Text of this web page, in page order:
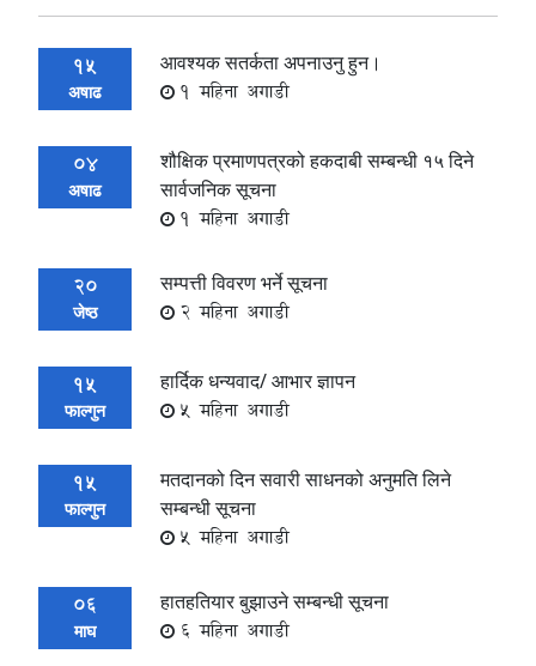
15
अषाढ
आवश्यक सतर्कता अपनाउनु हुन।
1 महिना अगाडी
04
अषाढ
शौक्षिक प्रमाणपत्रको हकदाबी सम्बन्धी १५ दिने
सार्वजनिक सूचना
1 महिना अगाडी
20
जेष्ठ
सम्पत्ती विवरण भर्ने सूचना
2 महिना अगाडी
15
फाल्गुन
हार्दिक धन्यवाद/ आभार ज्ञापन
5 महिना अगाडी
15
फाल्गुन
मतदानको दिन सवारी साधनको अनुमति लिने
सम्बन्धी सूचना
5 महिना अगाडी
06
माघ
हातहतियार बुझाउने सम्बन्धी सूचना
6 महिना अगाडी